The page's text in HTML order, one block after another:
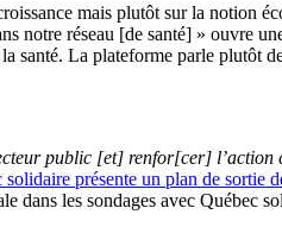
mais plutôt sur la notion
notre réseau [de santé] » ouvre
santé. La plateforme parle plutôt
public [et] renfor[cer] l’action
solidaire présente un plan de sortie
dans les sondages avec Québec